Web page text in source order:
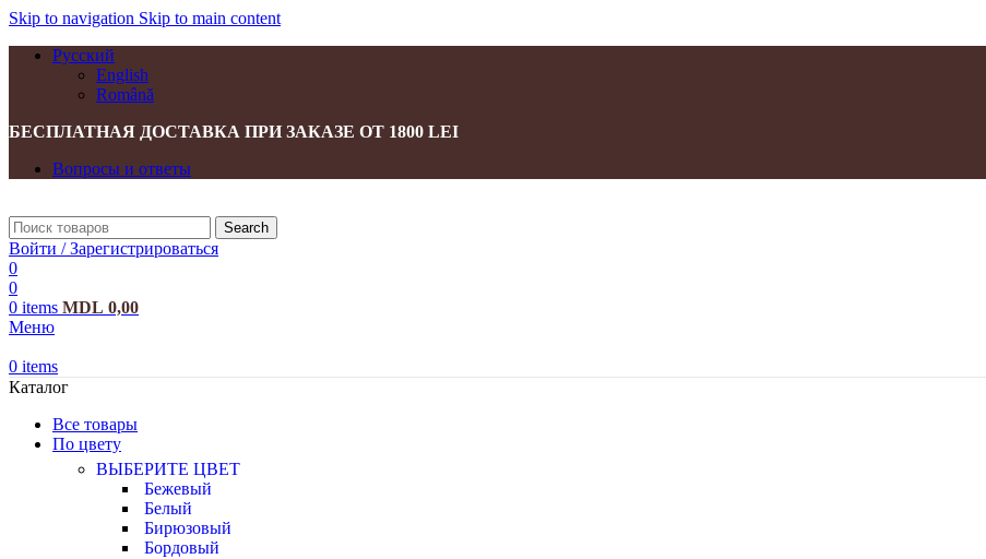
Skip to navigation Skip to main content
Русский
English
Română
БЕСПЛАТНАЯ ДОСТАВКА ПРИ ЗАКАЗЕ ОТ 1800 LEI
Вопросы и ответы
Search
Войти / Зарегистрироваться
0
0
0 items MDL 0,00
Меню
0 items
Каталог
Все товары
По цвету
ВЫБЕРИТЕ ЦВЕТ
Бежевый
Белый
Бирюзовый
Бордовый